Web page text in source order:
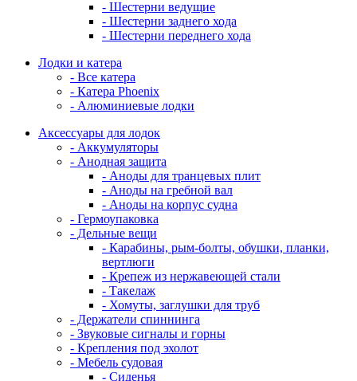
- Шестерни ведущие
- Шестерни заднего хода
- Шестерни переднего хода
Лодки и катера
- Все катера
- Катера Phoenix
- Алюминиевые лодки
Аксессуары для лодок
- Аккумуляторы
- Анодная защита
- Аноды для транцевых плит
- Аноды на гребной вал
- Аноды на корпус судна
- Гермоупаковка
- Дельные вещи
- Карабины, рым-болты, обушки, планки,
вертлюги
- Крепеж из нержавеющей стали
- Такелаж
- Хомуты, заглушки для труб
- Держатели спиннинга
- Звуковые сигналы и горны
- Крепления под эхолот
- Мебель судовая
- Сиденья